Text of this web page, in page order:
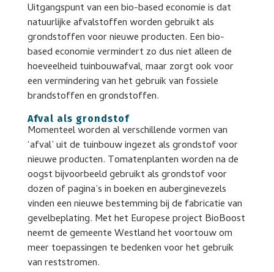
Uitgangspunt van een bio-based economie is dat
natuurlijke afvalstoffen worden gebruikt als
grondstoffen voor nieuwe producten. Een bio-
based economie vermindert zo dus niet alleen de
hoeveelheid tuinbouwafval, maar zorgt ook voor
een vermindering van het gebruik van fossiele
brandstoffen en grondstoffen.
Afval als grondstof
Momenteel worden al verschillende vormen van
‘afval’ uit de tuinbouw ingezet als grondstof voor
nieuwe producten. Tomatenplanten worden na de
oogst bijvoorbeeld gebruikt als grondstof voor
dozen of pagina’s in boeken en auberginevezels
vinden een nieuwe bestemming bij de fabricatie van
gevelbeplating. Met het Europese project BioBoost
neemt de gemeente Westland het voortouw om
meer toepassingen te bedenken voor het gebruik
van reststromen.